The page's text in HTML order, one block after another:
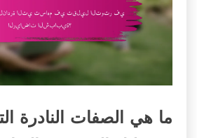
ما هي الصفات النادرة